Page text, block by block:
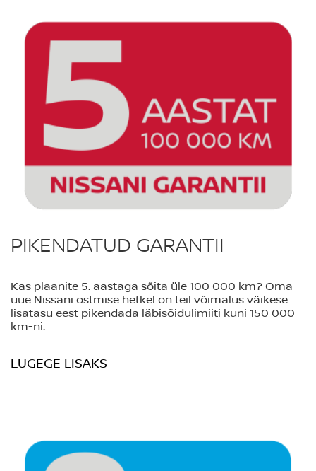
PIKENDATUD GARANTII
Kas plaanite 5. aastaga sõita üle 100 000 km? Oma
uue Nissani ostmise hetkel on teil võimalus väikese
lisatasu eest pikendada läbisõidulimiiti kuni 150 000
km-ni.
LUGEGE LISAKS